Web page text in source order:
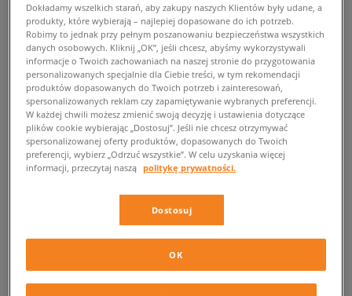
Ellesse Sparta
Prosto od legendy – sneakersy Ellesse Sparta
Bez cienia wątpliwości musimy przyznać, że marka Ellesse może zaliczyć
swój powrót na rynek odzieży oraz obuwia sportowego do jak najbardziej
udanych. Zainteresowanie produktami tej włoskiej firmy nieustannie
rośnie, a zamiłowanie do retro designu zyskało wielu naśladowców
O tym, że sportowy styl może naprawdę efektownie prezentować się w
, dzięki któremu z łatwością zwykły, codzienny
look zamienisz w najmodniejszą stylizację.
Dokładamy wszelkich starań, aby zakupy naszych Klientów były udane, a
produkty, które wybierają – najlepiej dopasowane do ich potrzeb.
Robimy to jednak przy pełnym poszanowaniu bezpieczeństwa wszystkich
danych osobowych. Kliknij „OK”, jeśli chcesz, abyśmy wykorzystywali
informacje o Twoich zachowaniach na naszej stronie do przygotowania
personalizowanych specjalnie dla Ciebie treści, w tym rekomendacji
produktów dopasowanych do Twoich potrzeb i zainteresowań,
spersonalizowanych reklam czy zapamiętywanie wybranych preferencji.
W każdej chwili możesz zmienić swoją decyzję i ustawienia dotyczące
plików cookie wybierając „Dostosuj”. Jeśli nie chcesz otrzymywać
spersonalizowanej oferty produktów, dopasowanych do Twoich
preferencji, wybierz „Odrzuć wszystkie”. W celu uzyskania więcej
informacji, przeczytaj naszą politykę prywatności.
Dostosuj
OK